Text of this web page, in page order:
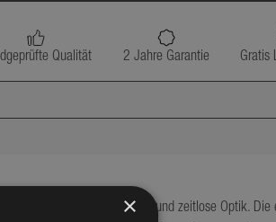
Qualität 2 Jahre Garantie Gratis
Anspruch durch moderne und zeitlose Optik. Die
×